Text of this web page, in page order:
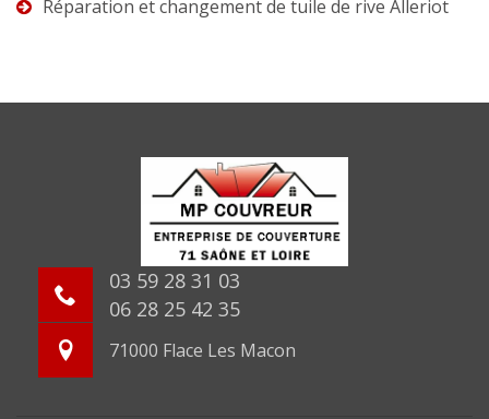
Réparation et changement de tuile de rive Alleriot
03 59 28 31 03
06 28 25 42 35
71000 Flace Les Macon